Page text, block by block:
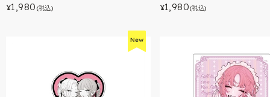
¥1,980 (税込) ¥1,980(税込)